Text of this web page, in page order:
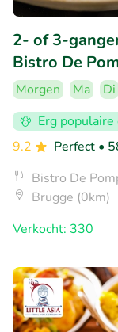
2- of 3-
Bistro De
Morgen Ma Di
Erg populaire
9.2
Perfect •
Bistro De
Brugge (0km)
Verkocht: 330